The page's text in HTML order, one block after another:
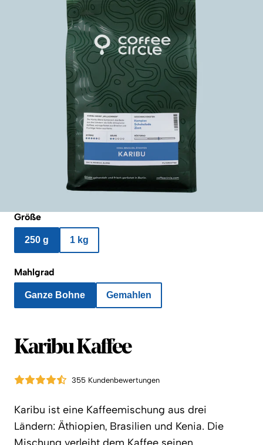
Größe
250 g 1 kg
Mahlgrad
Ganze Bohne Gemahlen
Karibu Kaffee
355 Kundenbewertungen
Karibu ist eine Kaffeemischung aus drei
Ländern: Äthiopien, Brasilien und Kenia. Die